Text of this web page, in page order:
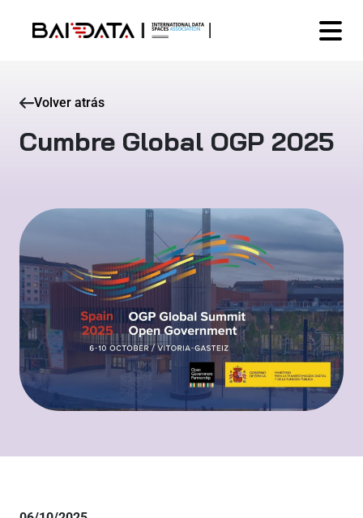
Volver atrás
Cumbre Global OGP 2025